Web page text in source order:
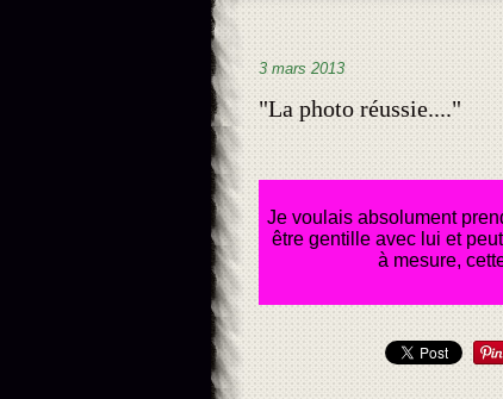
3 mars 2013
"La photo réussie...."
Je voulais absolument
être gentille avec lui et
à mesure,